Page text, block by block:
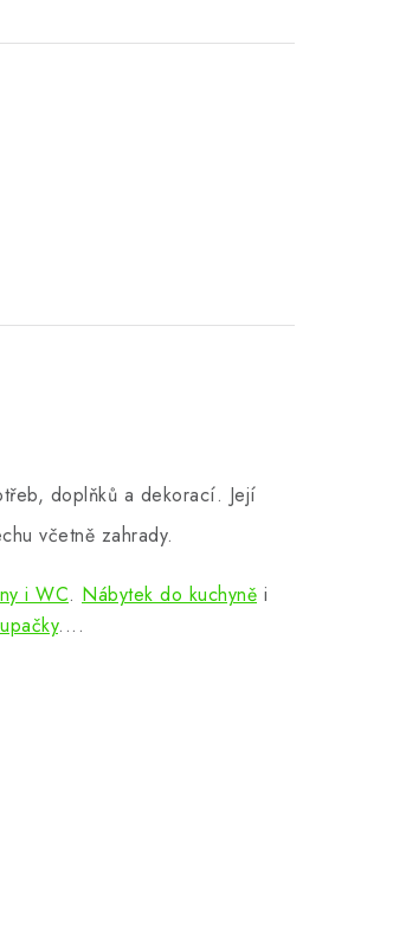
doplňků a dekorací. Její
včetně zahrady.
i WC. Nábytek do kuchyně i
....